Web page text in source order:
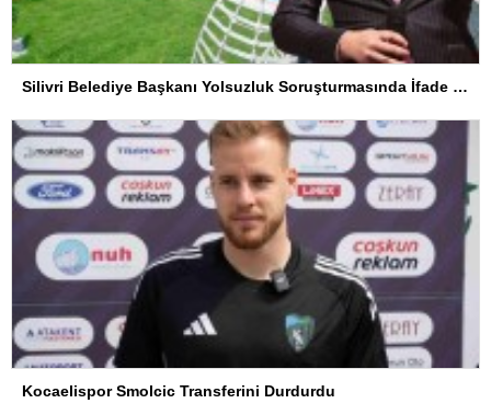
Silivri Belediye Başkanı Yolsuzluk Soruşturmasında İfade Verdi
Kocaelispor Smolcic Transferini Durdurdu